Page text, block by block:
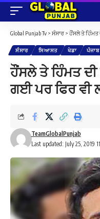
Global Punjab Tv > ਸੰਸਾਰ > ਹੌਂਸਲੇ ਤੇ ਹਿੰਮਤ ਦੀ
ਸੰਸਾਰ ਸਿਆਸਤ ਖੇਡਾ ਪੰਜਾਬ
ਹੌਂਸਲੇ ਤੇ ਹਿੰਮਤ ਦੀ
ਗਈ ਪਰ ਫਿਰ ਵੀ
Last updated: July 25, 2019
TeamGlobalPunjab